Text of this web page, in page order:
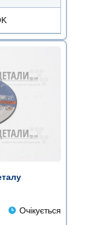
Очікується